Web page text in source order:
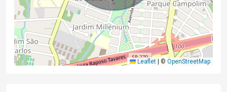
Leaflet | © OpenStreetMap